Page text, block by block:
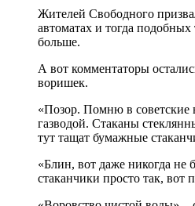
Жителей Свободного
автоматах и тогда подобных
больше.
А вот комментаторы
воришек.
«Позор. Помню в советские
газводой. Стаканы
тут тащат бумажные
«Блин, вот даже никогда не
стаканчики просто так, вот